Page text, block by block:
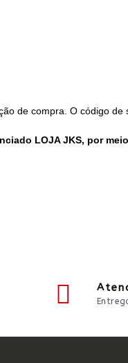
de compra. O código
LOJA JKS, por